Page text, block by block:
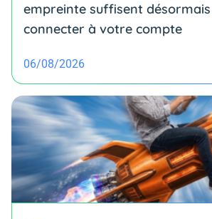
empreinte suffisent
connecter à votre compte
06/08/2026